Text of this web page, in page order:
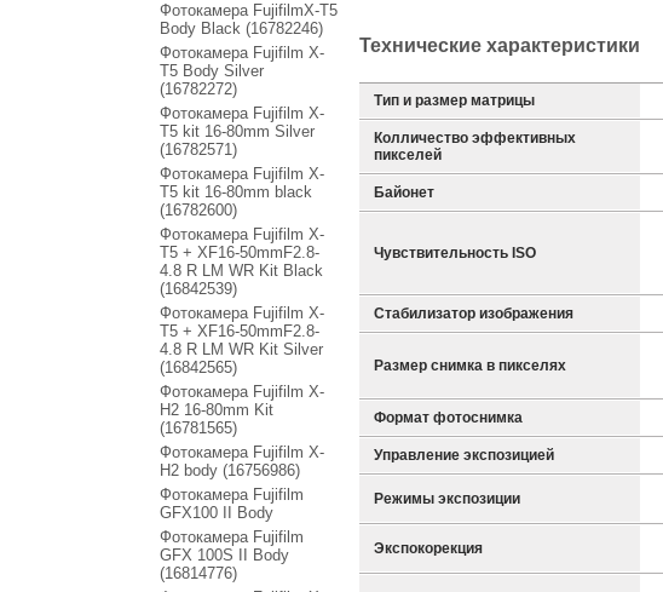
Технические характеристики
Тип и размер матрицы
Колличество эффективных
пикселей
Байонет
Чувствительность ISO
Стабилизатор изображения
Размер снимка в пикселях
Формат фотоснимка
Управление экспозицией
Режимы экспозиции
Экспокорекция
Фотокамера FujifilmX-T5
Body Black (16782246)
Фотокамера Fujifilm X-
T5 Body Silver
(16782272)
Фотокамера Fujifilm X-
T5 kit 16-80mm Silver
(16782571)
Фотокамера Fujifilm X-
T5 kit 16-80mm black
(16782600)
Фотокамера Fujifilm X-
T5 + XF16-50mmF2.8-
4.8 R LM WR Kit Black
(16842539)
Фотокамера Fujifilm X-
T5 + XF16-50mmF2.8-
4.8 R LM WR Kit Silver
(16842565)
Фотокамера Fujifilm X-
H2 16-80mm Kit
(16781565)
Фотокамера Fujifilm X-
H2 body (16756986)
Фотокамера Fujifilm
GFX100 II Body
Фотокамера Fujifilm
GFX 100S II Body
(16814776)